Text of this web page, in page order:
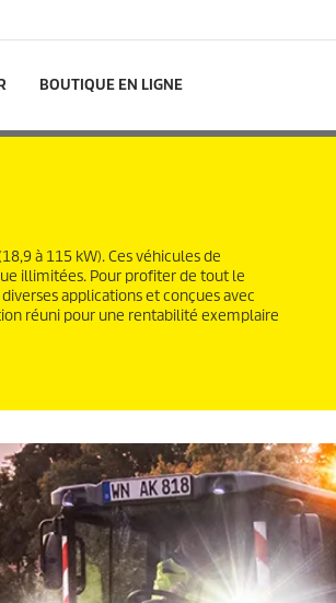
BOUTIQUE EN LIGNE
à 115 kW). Ces véhicules de
illimitées. Pour profiter de tout le
applications et conçues avec
réuni pour une rentabilité exemplaire